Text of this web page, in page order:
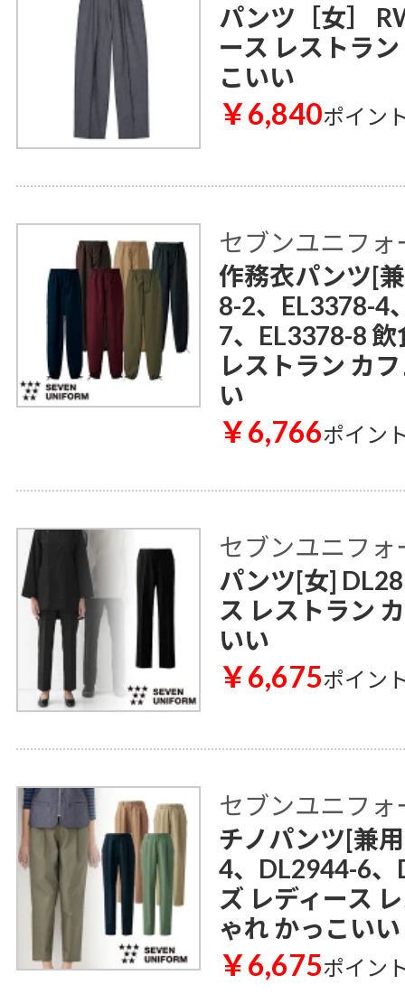
パンツ［女］
ース レストラ
こいい
￥6,840ポイン
セブンユニフォ
作務衣パンツ[
8-2、EL3378-4
7、EL3378-8
レストラン カ
い
￥6,766ポイン
セブンユニフォ
パンツ[女]
ス レストラン
いい
￥6,675ポイン
セブンユニフォ
チノパンツ[兼
4、DL2944-6、
ズ レディース
ゃれ かっこいい
￥6,675ポイン